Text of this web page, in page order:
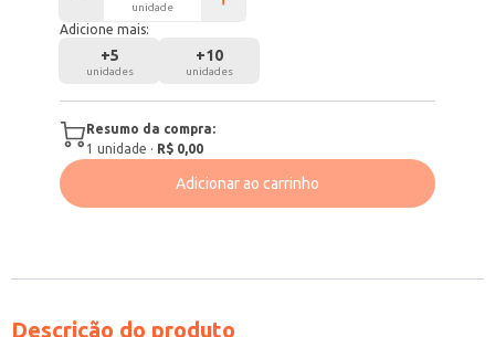
unidade
Adicione mais:
+5
unidades
+10
unidades
Resumo da compra:
1 unidade · R$ 0,00
Adicionar ao carrinho
Descrição do produto